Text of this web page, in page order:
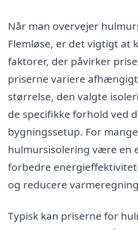
Når man overvejer
Flemløse, er det vigtigt at
faktorer, der påvirker
priserne variere
størrelse, den valgte
de specifikke forhold ved
bygningssetup. For
hulmursisolering være en
forbedre
og reducere
Typisk kan priserne for